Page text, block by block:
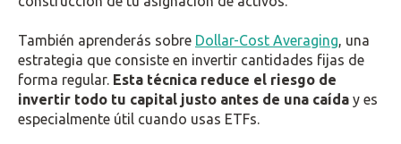
También aprenderás sobre Dollar-Cost Averaging, una
estrategia que consiste en invertir cantidades fijas de
forma regular. Esta técnica reduce el riesgo de
invertir todo tu capital justo antes de una caída y es
especialmente útil cuando usas ETFs.